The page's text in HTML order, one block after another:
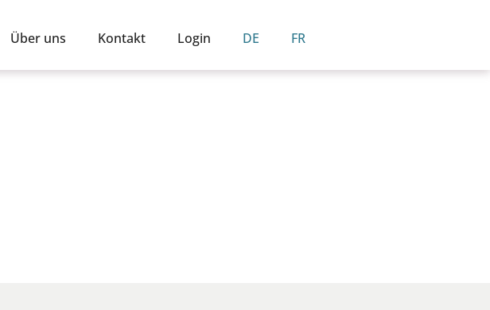
Über uns Kontakt Login DE FR